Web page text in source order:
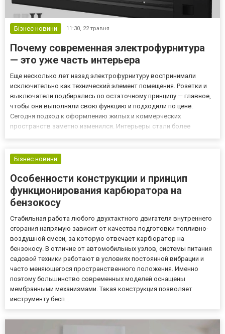
Бізнес новини 11:30, 22 травня
Почему современная электрофурнитура
— это уже часть интерьера
Еще несколько лет назад электрофурнитуру воспринимали
исключительно как технический элемент помещения. Розетки и
выключатели подбирались по остаточному принципу — главное,
чтобы они выполняли свою функцию и подходили по цене.
Сегодня подход к оформлению жилых и коммерческих
пространств заметно изменился. Интерьеры стали более
часть общей дизайнерской концепци...
Бізнес новини
Особенности конструкции и принцип
функционирования карбюратора на
бензокосу
Стабильная работа любого двухтактного двигателя внутреннего
сгорания напрямую зависит от качества подготовки топливно-
воздушной смеси, за которую отвечает карбюратор на
бензокосу. В отличие от автомобильных узлов, системы питания
садовой техники работают в условиях постоянной вибрации и
часто меняющегося пространственного положения. Именно
поэтому большинство современных моделей оснащены
мембранными механизмами. Такая конструкция позволяет
инструменту бесп...